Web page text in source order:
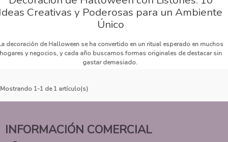
Creativas y Poderosas para un Ambiente
Único
decoración de Halloween se ha convertido en un ritual esperado en muchos
y negocios, y cada año buscamos formas originales de destacar sin
gastar demasiado.
Mostrando 1-1 de 1 artículo(s)
INFORMACIÓN COMERCIAL